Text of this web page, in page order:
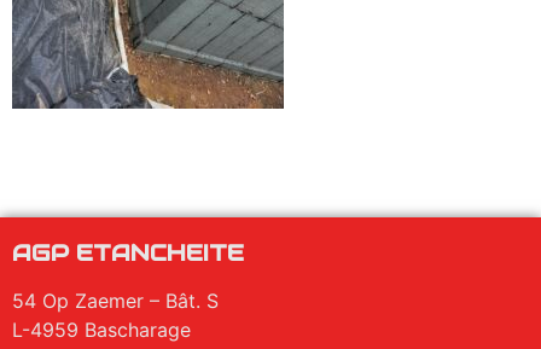
AGP ETANCHEITE
54 Op Zaemer – Bât. S
L-4959 Bascharage